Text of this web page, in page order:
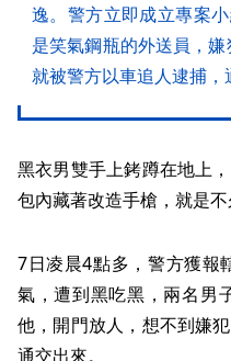
逸。警方立即成立專案
是笑氣鋼瓶的外送員，
就被警方以車追人逮捕，
黑衣男雙手上銬蹲在地上
包內藏著改造手槍，就是
7日凌晨4點多，警方獲報
氣，遭到黑吃黑，兩名男
他，開門放人，想不到嫌
通交出來。